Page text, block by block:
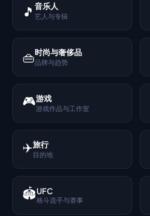
🎵 音乐人
艺人与专辑
👜时尚与奢侈品
品牌与趋势
🎮游戏
游戏作品与工作室
✈️旅行
目的地
🏟️UFC
格斗选手与赛事